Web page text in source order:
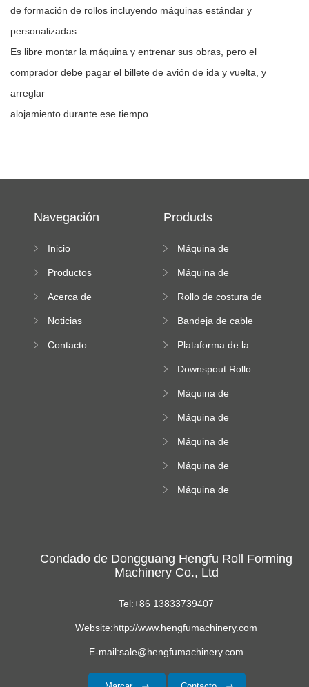
de formación de rollos incluyendo máquinas estándar y
personalizadas.
Es libre montar la máquina y entrenar sus obras, pero el
comprador debe pagar el billete de avión de ida y vuelta, y
arreglar
alojamiento durante ese tiempo.
Navegación
Inicio
Productos
Acerca de
Noticias
Contacto
Products
Máquina de
de doble capa
Máquina de
Rollo de costura de
máquina
Bandeja de cable
Machine
Plataforma de la
formación de
altitud
Downspout Rollo
máquina
Máquina de
de color
Máquina de
cresta cuadrada
Máquina de
de hoja corrugada
Máquina de
acristalados
Máquina de
Condado de Dongguang Hengfu Roll Forming
Machinery Co., Ltd
Tel:+86 13833739407
Website:http://www.hengfumachinery.com
E-mail:sale@hengfumachinery.com